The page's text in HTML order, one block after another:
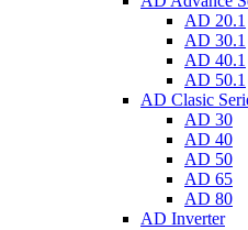
AD 20.1
AD 30.1
AD 40.1
AD 50.1
AD Clasic
AD 30
AD 40
AD 50
AD 65
AD 80
AD Inverter